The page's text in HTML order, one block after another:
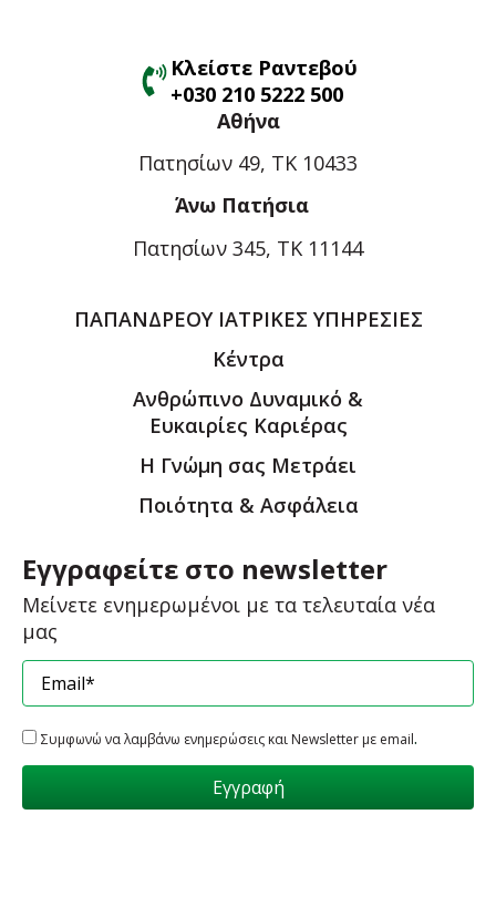
Κλείστε Ραντεβού
+030 210 5222 500
Αθήνα
Πατησίων 49, ΤΚ 10433
Άνω Πατήσια
Πατησίων 345, ΤΚ 11144
ΠΑΠΑΝΔΡΕΟΥ ΙΑΤΡΙΚΕΣ ΥΠΗΡΕΣΙΕΣ
Κέντρα
Ανθρώπινο Δυναμικό &
Ευκαιρίες Καριέρας
Η Γνώμη σας Μετράει
Ποιότητα & Ασφάλεια
Εγγραφείτε στο newsletter
Μείνετε ενημερωμένοι με τα τελευταία νέα
μας
Συμφωνώ να λαμβάνω ενημερώσεις και Newsletter με email.